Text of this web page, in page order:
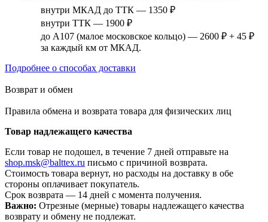
внутри МКАД до ТТК — 1350 ₽
внутри ТТК — 1900 ₽
до А107 (малое московское кольцо) — 2600 ₽ + 45 ₽
за каждый км от МКАД.
Подробнее о способах доставки
Возврат и обмен
Правила обмена и возврата товара для физических лиц
Товар надлежащего качества
Если товар не подошел, в течение 7 дней отправьте на
shop.msk@balttex.ru письмо с причиной возврата.
Стоимость товара вернут, но расходы на доставку в обе
стороны оплачивает покупатель.
Срок возврата — 14 дней с момента получения.
Важно: Отрезные (мерные) товары надлежащего качества
возврату и обмену не подлежат.